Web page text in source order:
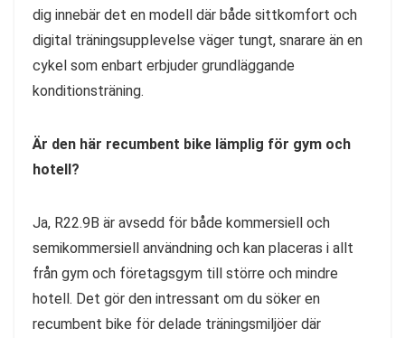
dig innebär det en modell där både sittkomfort och
digital träningsupplevelse väger tungt, snarare än en
cykel som enbart erbjuder grundläggande
konditionsträning.
Är den här recumbent bike lämplig för gym och
hotell?
Ja, R22.9B är avsedd för både kommersiell och
semikommersiell användning och kan placeras i allt
från gym och företagsgym till större och mindre
hotell. Det gör den intressant om du söker en
recumbent bike för delade träningsmiljöer där